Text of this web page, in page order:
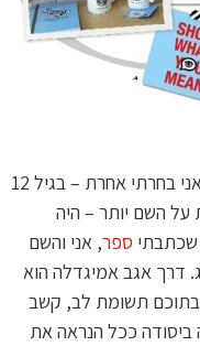
הורי בחרו. אני בחרתי אחרת – בגיל 12
השם יותר – היה
שכתבתי ספר, אני והשם
דרך אגב אמיגדלה הוא
בתוכם תשומת לב, קשב
ביסודה ככל הנראה את